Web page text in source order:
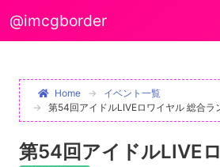
@imcgborder
Home
イベント一覧
第54回アイドルLIVEロワイヤル 総合ラ
第54回アイドルLIVE